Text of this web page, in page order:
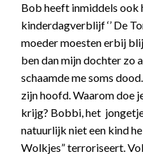
Bob heeft inmiddels ook
kinderdagverblijf ‘’ De
moeder moesten erbij
ben dan mijn dochter zo
schaamde me soms
zijn hoofd. Waarom doe
krijg? Bobbi, het
natuurlijk niet een kind
Wolkjes” terroriseert.